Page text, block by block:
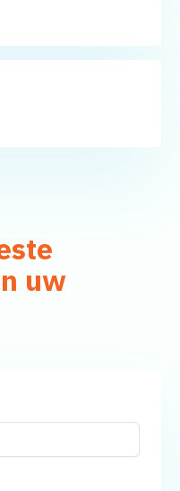
uw